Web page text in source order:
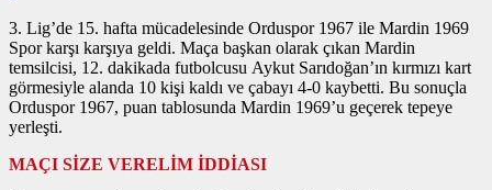
3. Lig’de 15. hafta mücadelesinde Orduspor 1967 ile Mardin 1969
Spor karşı karşıya geldi. Maça başkan olarak çıkan Mardin
temsilcisi, 12. dakikada futbolcusu Aykut Sarıdoğan’ın kırmızı kart
görmesiyle alanda 10 kişi kaldı ve çabayı 4-0 kaybetti. Bu sonuçla
Orduspor 1967, puan tablosunda Mardin 1969’u geçerek tepeye
yerleşti.
MAÇI SİZE VERELİM İDDİASI